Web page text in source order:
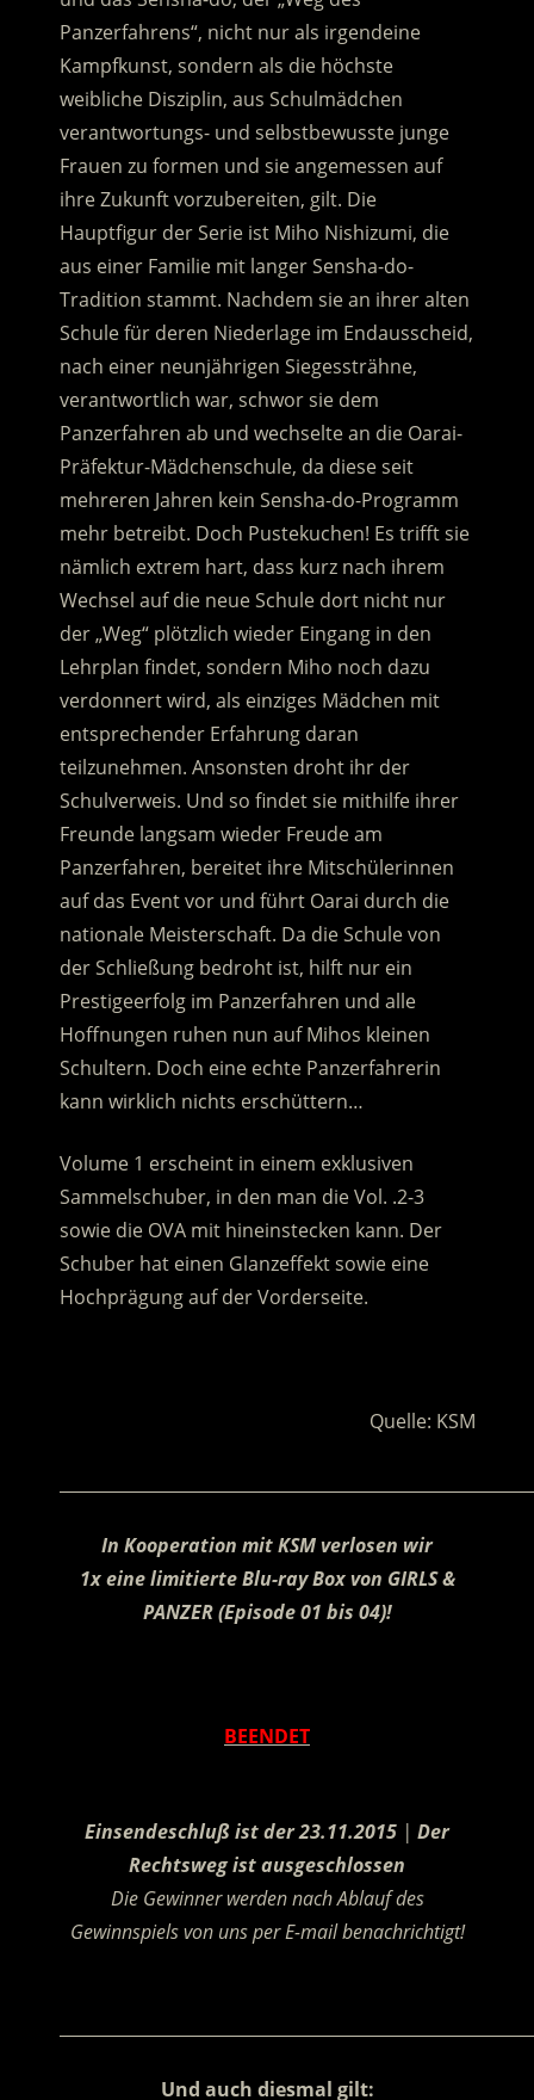
Panzerfahrens“, nicht nur als irgendeine
Kampfkunst, sondern als die höchste
weibliche Disziplin, aus Schulmädchen
verantwortungs- und selbstbewusste junge
Frauen zu formen und sie angemessen auf
ihre Zukunft vorzubereiten, gilt. Die
Hauptfigur der Serie ist Miho Nishizumi, die
aus einer Familie mit langer Sensha-do-
Tradition stammt. Nachdem sie an ihrer alten
Schule für deren Niederlage im Endausscheid,
nach einer neunjährigen Siegessträhne,
verantwortlich war, schwor sie dem
Panzerfahren ab und wechselte an die Oarai-
Präfektur-Mädchenschule, da diese seit
mehreren Jahren kein Sensha-do-Programm
mehr betreibt. Doch Pustekuchen! Es trifft sie
nämlich extrem hart, dass kurz nach ihrem
Wechsel auf die neue Schule dort nicht nur
der „Weg“ plötzlich wieder Eingang in den
Lehrplan findet, sondern Miho noch dazu
verdonnert wird, als einziges Mädchen mit
entsprechender Erfahrung daran
teilzunehmen. Ansonsten droht ihr der
Schulverweis. Und so findet sie mithilfe ihrer
Freunde langsam wieder Freude am
Panzerfahren, bereitet ihre Mitschülerinnen
auf das Event vor und führt Oarai durch die
nationale Meisterschaft. Da die Schule von
der Schließung bedroht ist, hilft nur ein
Prestigeerfolg im Panzerfahren und alle
Hoffnungen ruhen nun auf Mihos kleinen
Schultern. Doch eine echte Panzerfahrerin
kann wirklich nichts erschüttern…
Volume 1 erscheint in einem exklusiven
Sammelschuber, in den man die Vol. .2-3
sowie die OVA mit hineinstecken kann. Der
Schuber hat einen Glanzeffekt sowie eine
Hochprägung auf der Vorderseite.
Quelle: KSM
In Kooperation mit KSM verlosen wir
1x eine limitierte Blu-ray Box von GIRLS &
PANZER (Episode 01 bis 04)!
BEENDET
Einsendeschluß ist der 23.11.2015 | Der
Rechtsweg ist ausgeschlossen
Die Gewinner werden nach Ablauf des
Gewinnspiels von uns per E-mail benachrichtigt!
Und auch diesmal gilt: